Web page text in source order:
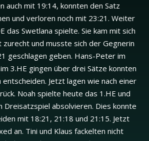
auch mit 19:14, konnten den Satz
und verloren noch mit 23:21. Weiter
das Swetlana spielte. Sie kam mit sich
zurecht und musste sich der Gegnerin
geschlagen geben. Hans-Peter im
3.HE gingen über drei Sätze konnten
Jetzt lagen wie nach einer
Noah spielte heute das 1.HE und
Dreisatzspiel absolvieren. Dies konnte
mit 18:21, 21:18 und 21:15. Jetzt
an. Tini und Klaus fackelten nicht